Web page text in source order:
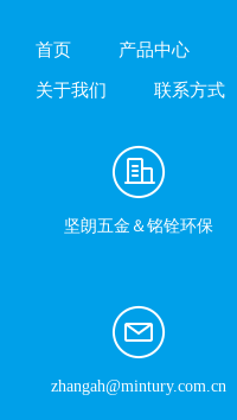
坚朗五金＆铭铨环保
zhangah@mintury.com.cn
首页 产品中心
关于我们 联系方式